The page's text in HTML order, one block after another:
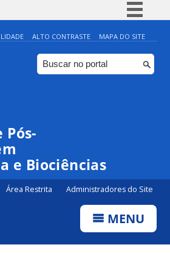
Simplifique!
Comunica BR
Participe
ALTO CONTRASTE MAPA DO SITE
Pós-
e Biociências
Área Restrita Administradores do Site
MENU